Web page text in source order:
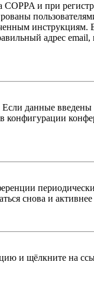
и при
инструкциям.
адрес email,
данные введены
снова и активнее
и щёлкните на